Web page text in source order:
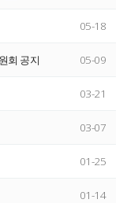
05-18
회 공지 05-09
03-21
03-07
01-25
01-14